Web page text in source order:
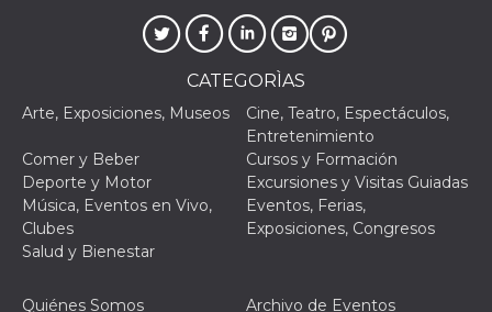
CATEGORÌAS
Arte, Exposiciones, Museos
Cine, Teatro, Espectáculos,
Entretenimiento
Comer y Beber
Cursos y Formación
Deporte y Motor
Excursiones y Visitas Guiadas
Música, Eventos en Vivo,
Clubes
Eventos, Ferias,
Exposiciones, Congresos
Salud y Bienestar
Quiénes Somos Archivo de Eventos